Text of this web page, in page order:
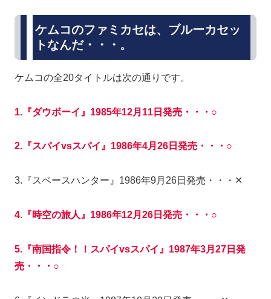
ケムコのファミカセは、ブルーカセッ
トなんだ・・・。
ケムコの全20タイトルは次の通りです。
1.『ダウボーイ』1985年12月11日発売・・・○
2.『スパイvsスパイ』1986年4月26日発売・・・○
3.『スペースハンター』1986年9月26日発売・・・✕
4.『時空の旅人』1986年12月26日発売・・・○
5.『南国指令！！スパイvsスパイ』1987年3月27日発
売・・・○